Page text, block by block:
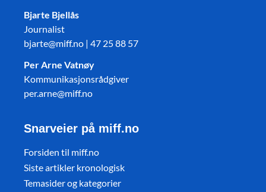
Bjarte Bjellås
Journalist
bjarte@miff.no | 47 25 88 57
Per Arne Vatnøy
Kommunikasjonsrådgiver
per.arne@miff.no
Snarveier på miff.no
Forsiden til miff.no
Siste artikler kronologisk
Temasider og kategorier